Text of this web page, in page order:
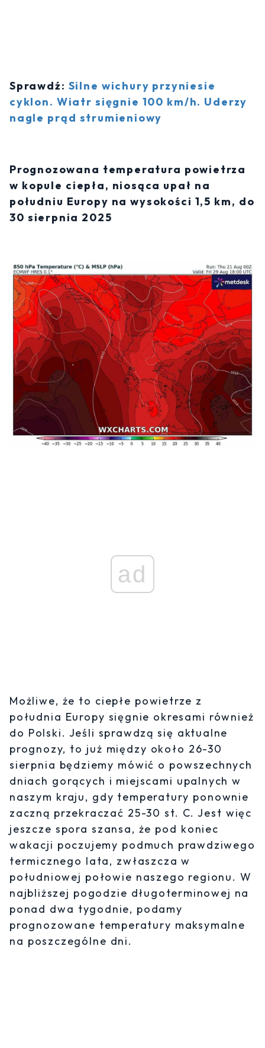
Sprawdź: Silne wichury przyniesie
cyklon. Wiatr sięgnie 100 km/h. Uderzy
nagle prąd strumieniowy
Prognozowana temperatura powietrza
w kopule ciepła, niosąca upał na
południu Europy na wysokości 1,5 km, do
30 sierpnia 2025
ad
Możliwe, że to ciepłe powietrze z
południa Europy sięgnie okresami również
do Polski. Jeśli sprawdzą się aktualne
prognozy, to już między około 26-30
sierpnia będziemy mówić o powszechnych
dniach gorących i miejscami upalnych w
naszym kraju, gdy temperatury ponownie
zaczną przekraczać 25-30 st. C. Jest więc
jeszcze spora szansa, że pod koniec
wakacji poczujemy podmuch prawdziwego
termicznego lata, zwłaszcza w
południowej połowie naszego regionu. W
najbliższej pogodzie długoterminowej na
ponad dwa tygodnie, podamy
prognozowane temperatury maksymalne
na poszczególne dni.